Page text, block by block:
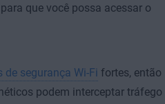
que você possa acessar o
de segurança Wi-Fi fortes, então
podem interceptar tráfego